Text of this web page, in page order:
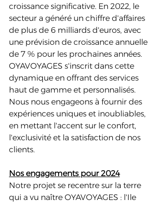
croissance significative. En 2022, le
secteur a généré un chiffre d'affaires
de plus de 6 milliards d'euros, avec
une prévision de croissance annuelle
de 7 % pour les prochaines années.
OYAVOYAGES s'inscrit dans cette
dynamique en offrant des services
haut de gamme et personnalisés.
Nous nous engageons à fournir des
expériences uniques et inoubliables,
en mettant l'accent sur le confort,
l'exclusivité et la satisfaction de nos
clients.
Nos engagements pour 2024
Notre projet se recentre sur la terre
qui a vu naître OYAVOYAGES : l'Ile